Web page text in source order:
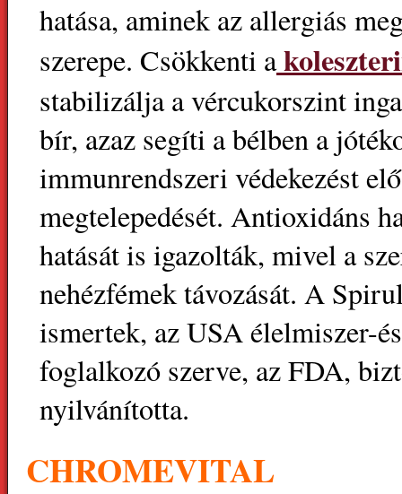
hatása, aminek az allergiás
szerepe. Csökkenti a
stabilizálja a vércukorszint
bír, azaz segíti a bélben a
immunrendszeri védekezést
megtelepedését. Antioxidáns
hatását is igazolták, mivel a
nehézfémek távozását. A
ismertek, az USA élelmiszer-
foglalkozó szerve, az FDA,
nyilvánította.
CHROMEVITAL